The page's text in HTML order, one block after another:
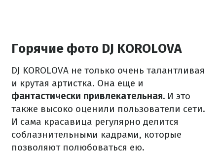
Горячие фото DJ KOROLOVA
DJ KOROLOVA не только очень талантливая
и крутая артистка. Она еще и
фантастически привлекательная. И это
также высоко оценили пользователи сети.
И сама красавица регулярно делится
соблазнительными кадрами, которые
позволяют полюбоваться ею.